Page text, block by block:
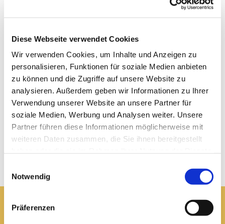
Diese Webseite verwendet Cookies
Wir verwenden Cookies, um Inhalte und Anzeigen zu
personalisieren, Funktionen für soziale Medien anbieten
zu können und die Zugriffe auf unsere Website zu
analysieren. Außerdem geben wir Informationen zu Ihrer
Verwendung unserer Website an unsere Partner für
soziale Medien, Werbung und Analysen weiter. Unsere
Partner führen diese Informationen möglicherweise mit
weiteren Daten zusammen, die Sie ihnen bereitgestellt
Notwendig
Präferenzen